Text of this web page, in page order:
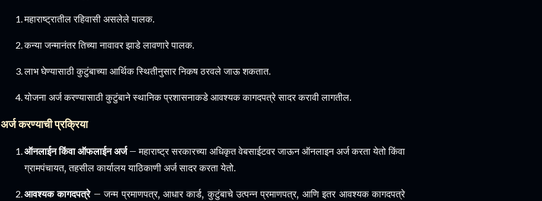
महाराष्ट्रातील रहिवासी असलेले पालक.
कन्या जन्मानंतर तिच्या नावावर झाडे लावणारे पालक.
लाभ घेण्यासाठी कुटुंबाच्या आर्थिक स्थितीनुसार निकष ठरवले जाऊ शकतात.
योजना अर्ज करण्यासाठी कुटुंबाने स्थानिक प्रशासनाकडे आवश्यक कागदपत्रे सादर करावी लागतील.
अर्ज करण्याची प्रक्रिया
ऑनलाईन किंवा ऑफलाईन अर्ज– महाराष्ट्र सरकारच्या अधिकृत वेबसाईटवर जाऊन ऑनलाइन अर्ज करता येतो किंवा
ग्रामपंचायत, तहसील कार्यालय याठिकाणी अर्ज सादर करता येतो.
आवश्यक कागदपत्रे– जन्म प्रमाणपत्र, आधार कार्ड, कुटुंबाचे उत्पन्न प्रमाणपत्र, आणि इतर आवश्यक कागदपत्रे